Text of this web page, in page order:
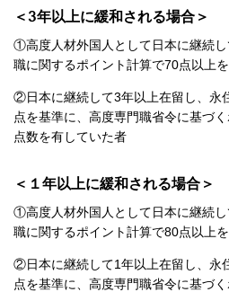
＜3年以上に緩和される場合＞
①高度人材外国人として日本に継続
職に関するポイント計算で70点以上
②日本に継続して3年以上在留し、永
点を基準に、高度専門職省令に基づ
点数を有していた者
＜１年以上に緩和される場合＞
①高度人材外国人として日本に継続
職に関するポイント計算で80点以上
②日本に継続して1年以上在留し、永
点を基準に、高度専門職省令に基づ